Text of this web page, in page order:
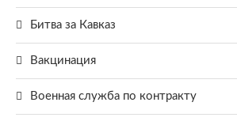
Битва за Кавказ
Вакцинация
Военная служба по контракту